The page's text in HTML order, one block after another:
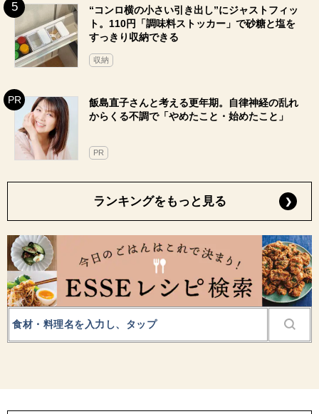
“コンロ横の小さい引き出し”にジャストフィッ
ト。110円「調味料ストッカー」で砂糖と塩を
すっきり収納できる
収納
飯島直子さんと考える更年期。自律神経の乱れ
からくる不調で「やめたこと・始めたこと」
PR
ランキングをもっと見る